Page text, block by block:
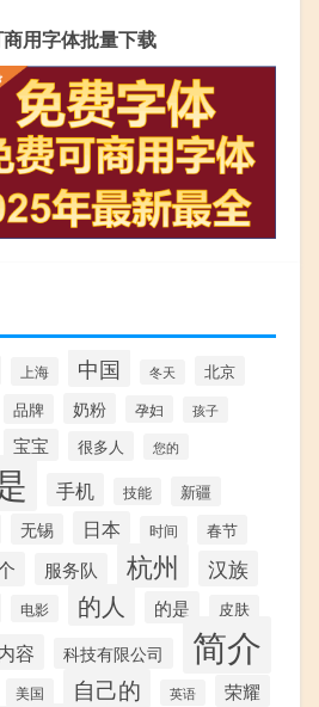
用字体批量下载
上海 中国 冬天 北京
品牌 奶粉 孕妇 孩子
宝宝 很多人 您的
手机 技能 新疆
无锡 日本 时间 春节
服务队 杭州 汉族
电影 的人 的是 皮肤
容 科技有限公司 简介
美国 自己的 英语 荣耀